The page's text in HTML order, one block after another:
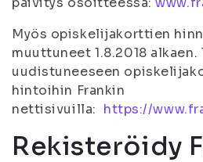
Myös opiskelijakorttien
muuttuneet 1.8.2018
uudistuneeseen
hintoihin Frankin
nettisivuilla: https://
Rekisteröidy